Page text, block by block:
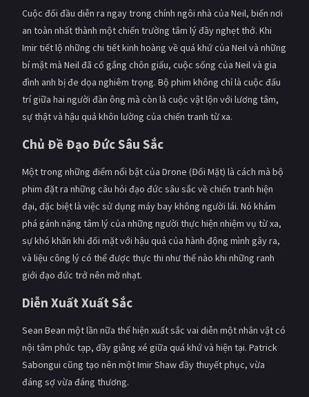
Cuộc đối đầu diễn ra ngay trong chính ngôi nhà của Neil, biến nơi
an toàn nhất thành một chiến trường tâm lý đầy nghẹt thở. Khi
Imir tiết lộ những chi tiết kinh hoàng về quá khứ của Neil và những
bí mật mà Neil đã cố gắng chôn giấu, cuộc sống của Neil và gia
đình anh bị đe dọa nghiêm trọng. Bộ phim không chỉ là cuộc đấu
trí giữa hai người đàn ông mà còn là cuộc vật lộn với lương tâm,
sự thật và hậu quả khôn lường của chiến tranh từ xa.
Chủ Đề Đạo Đức Sâu Sắc
Một trong những điểm nổi bật của Drone (Đối Mặt) là cách mà bộ
phim đặt ra những câu hỏi đạo đức sâu sắc về chiến tranh hiện
đại, đặc biệt là việc sử dụng máy bay không người lái. Nó khám
phá gánh nặng tâm lý của những người thực hiện nhiệm vụ từ xa,
sự khó khăn khi đối mặt với hậu quả của hành động mình gây ra,
và liệu công lý có thể được thực thi như thế nào khi những ranh
giới đạo đức trở nên mờ nhạt.
Diễn Xuất Xuất Sắc
Sean Bean một lần nữa thể hiện xuất sắc vai diễn một nhân vật có
nội tâm phức tạp, đầy giằng xé giữa quá khứ và hiện tại. Patrick
Sabongui cũng tạo nên một Imir Shaw đầy thuyết phục, vừa
đáng sợ vừa đáng thương.